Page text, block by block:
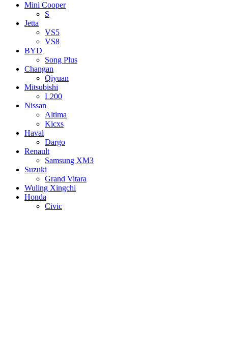
Mini Cooper
S
Jetta
VS5
VS8
BYD
Song Plus
Changan
Qiyuan
Mitsubishi
L200
Nissan
Altima
Kicxs
Haval
Dargo
Renault
Samsung XM3
Suzuki
Grand Vitara
Wuling Xingchi
Honda
Civic